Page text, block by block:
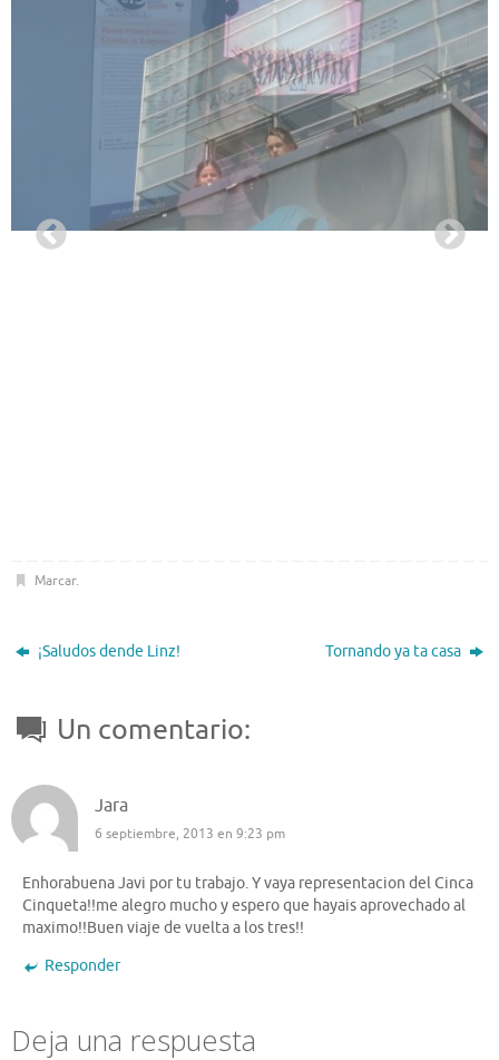
Marcar.
¡Saludos dende Linz! Tornando ya ta casa
Un comentario:
Jara
6 septiembre, 2013 en 9:23 pm
Enhorabuena Javi por tu trabajo. Y vaya representacion del Cinca
Cinqueta!!me alegro mucho y espero que hayais aprovechado al
maximo!!Buen viaje de vuelta a los tres!!
Responder
Deja una respuesta